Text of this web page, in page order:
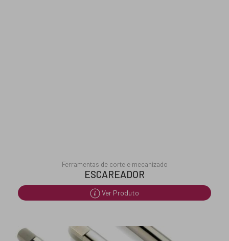
Ferramentas de corte e mecanizado
ESCAREADOR
Ver Produto